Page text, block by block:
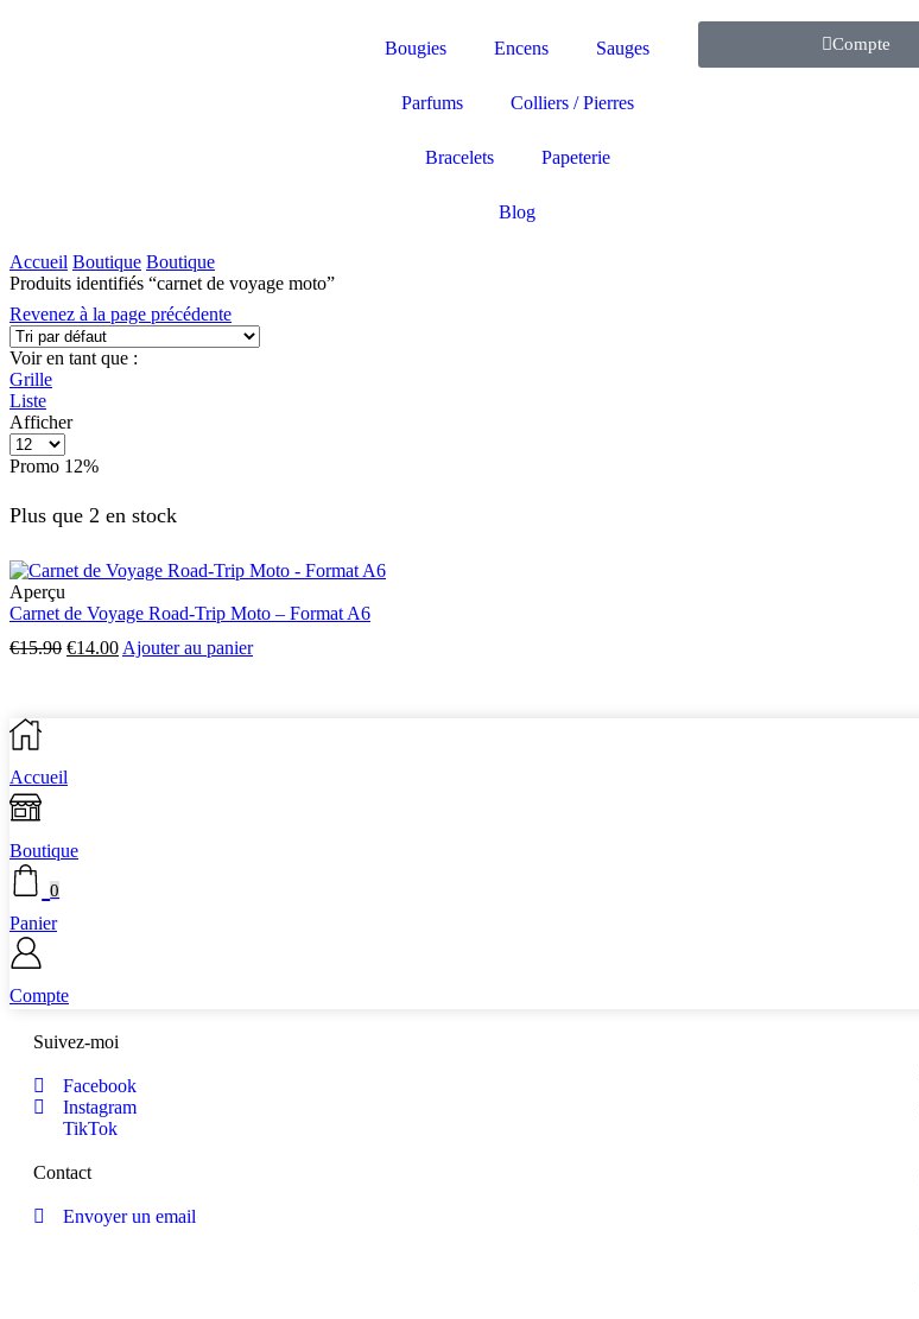
Bougies Encens Sauges
Parfums Colliers / Pierres
Bracelets Papeterie
Blog
Compte
Accueil Boutique Boutique
Produits identifiés “carnet de voyage moto”
Revenez à la page précédente
Voir en tant que :
Grille
Liste
Afficher
Promo 12%
Plus que 2 en stock
Aperçu
Carnet de Voyage Road-Trip Moto – Format A6
€15.90 €14.00 Ajouter au panier
Accueil
Boutique
0
Panier
Compte
Suivez-moi
Facebook
Instagram
TikTok
Contact
Envoyer un email